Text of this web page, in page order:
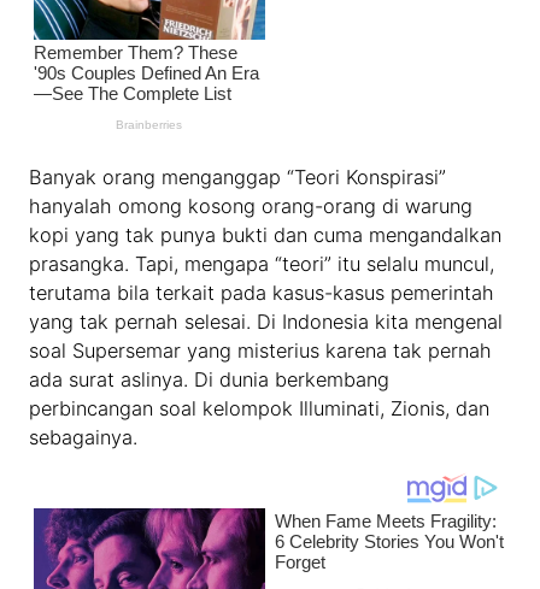
Banyak orang menganggap “Teori Konspirasi”
hanyalah omong kosong orang-orang di warung
kopi yang tak punya bukti dan cuma mengandalkan
prasangka. Tapi, mengapa “teori” itu selalu muncul,
terutama bila terkait pada kasus-kasus pemerintah
yang tak pernah selesai. Di Indonesia kita mengenal
soal Supersemar yang misterius karena tak pernah
ada surat aslinya. Di dunia berkembang
perbincangan soal kelompok Illuminati, Zionis, dan
sebagainya.